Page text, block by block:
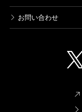
お問い合わせ